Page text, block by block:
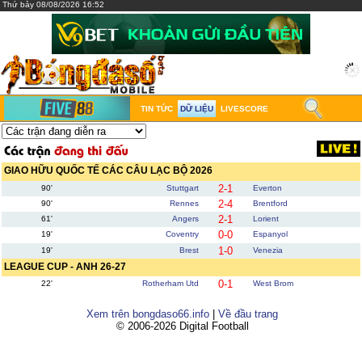
Thứ bảy 08/08/2026 16:52
TIN TỨC DỮ LIỆU LIVESCORE
GIAO HỮU QUỐC TẾ CÁC CÂU LẠC BỘ 2026
90' Stuttgart 2-1
Everton
90'
Rennes 2-4
Brentford
61'
Angers 2-1
Lorient
19'
Coventry 0-0
Espanyol
19'
Brest 1-0 Venezia
LEAGUE CUP - ANH 26-27
22' Rotherham Utd 0-1 West Brom
Xem trên bongdaso66.info
Về đầu trang
© 2006-2026 Digital Football